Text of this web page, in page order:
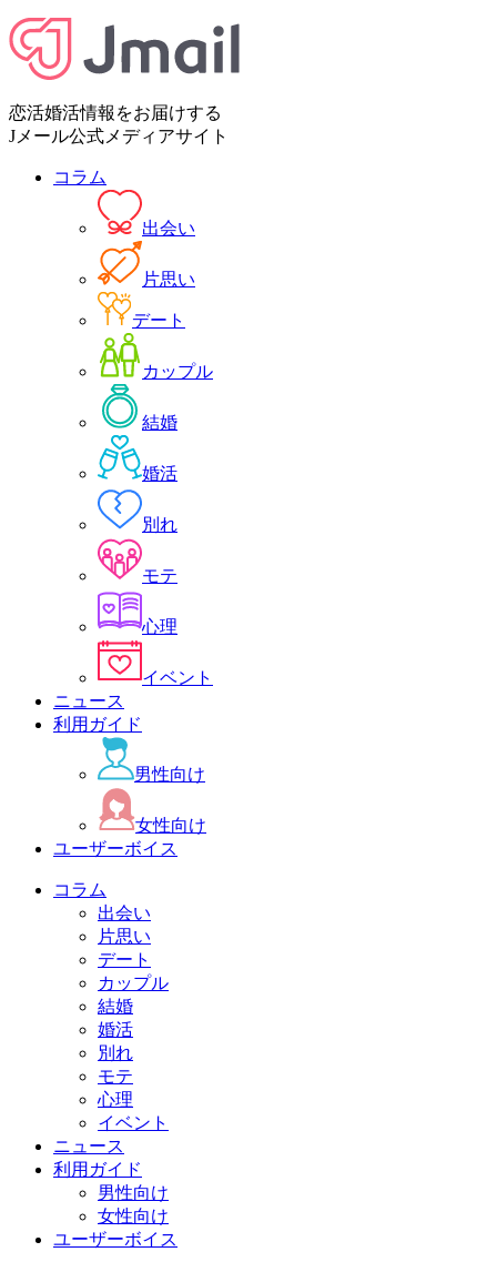
恋活婚活情報をお届けする
Jメール公式メディアサイト
コラム
出会い
片思い
デート
カップル
結婚
婚活
別れ
モテ
心理
イベント
ニュース
利用ガイド
男性向け
女性向け
ユーザーボイス
コラム
出会い
片思い
デート
カップル
結婚
婚活
別れ
モテ
心理
イベント
ニュース
利用ガイド
男性向け
女性向け
ユーザーボイス